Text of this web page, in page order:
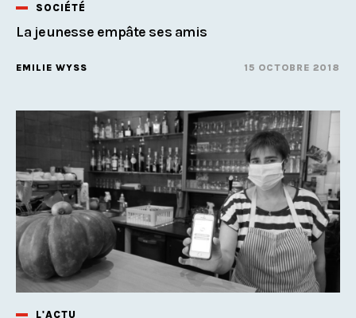
SOCIÉTÉ
La jeunesse empâte ses amis
EMILIE WYSS 15 OCTOBRE 2018
L'ACTU